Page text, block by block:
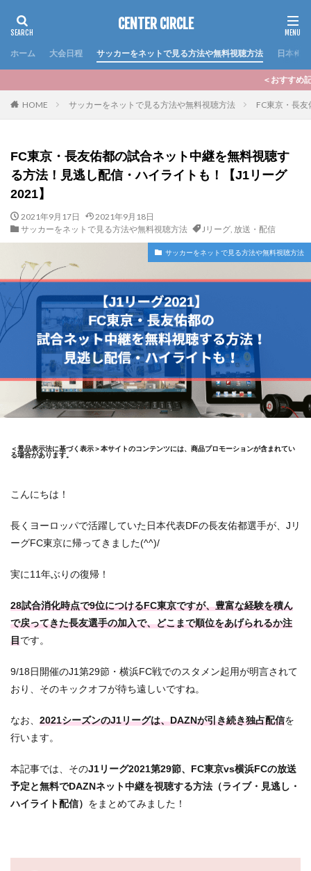
CENTER CIRCLE
ホーム 大会日程 サッカーをネットで見る方法や無料視聴方法 日本代表
＜おすすめ記事＞いよいよ2024シーズ
HOME サッカーをネットで見る方法や無料視聴方法 FC東京・長
FC東京・長友佑都の試合ネット中継を無料視聴す
る方法！見逃し配信・ハイライトも！【J1リーグ
2021】
2021年9月17日
2021年9月18日
サッカーをネットで見る方法や無料視聴方法
Jリーグ, 放送・配信
サッカーをネットで見る方法や無料視聴方法
＜景品表示法に基づく表示＞本サイトのコンテンツには、商品プロモーションが含まれてい
る場合があります。
こんにちは！
長くヨーロッパで活躍していた日本代表DFの長友佑都選手が、Jリ
ーグFC東京に帰ってきました(^^)/
実に11年ぶりの復帰！
28試合消化時点で9位につけるFC東京ですが、豊富な経験を積ん
で戻ってきた長友選手の加入で、どこまで順位をあげられるか注
目です。
9/18日開催のJ1第29節・横浜FC戦でのスタメン起用が明言されて
おり、そのキックオフが待ち遠しいですね。
なお、 2021シーズンのJ1リーグは、DAZNが引き続き独占配信を
行います。
本記事では 、そのJ1リーグ2021第29節、FC東京vs横浜FCの放送
予定と無料でDAZNネット中継を視聴する方法（ライブ・見逃し・
ハイライト配信） をまとめてみました！